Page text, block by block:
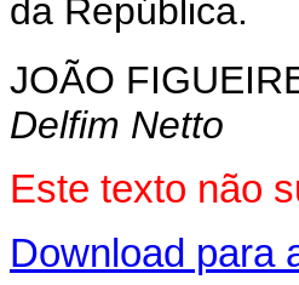
da República.
JOÃO
Delfim Netto
Este texto não
Download para